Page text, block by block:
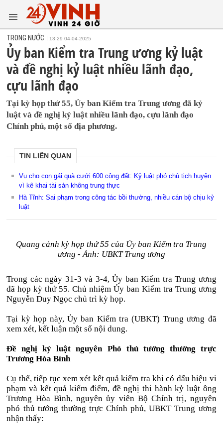
TRONG NƯỚC 13:29 04-04-2025
Ủy ban Kiểm tra Trung ương kỷ luật
và đề nghị kỷ luật nhiều lãnh đạo,
cựu lãnh đạo
Tại kỳ họp thứ 55, Ủy ban Kiểm tra Trung ương đã kỷ
luật và đề nghị kỷ luật nhiều lãnh đạo, cựu lãnh đạo
Chính phủ, một số địa phương.
TIN LIÊN QUAN
Vụ cho con gái quà cưới 600 công đất: Kỷ luật phó chủ tịch huyện
vì kê khai tài sản không trung thực
Hà Tĩnh: Sai phạm trong công tác bồi thường, nhiều cán bộ chịu kỷ
luật
Quang cảnh kỳ họp thứ 55 của Ủy ban Kiểm tra Trung
ương - Ảnh: UBKT Trung ương
Trong các ngày 31-3 và 3-4, Ủy ban Kiểm tra Trung ương
đã họp kỳ thứ 55. Chủ nhiệm Ủy ban Kiểm tra Trung ương
Nguyễn Duy Ngọc chủ trì kỳ họp.
Tại kỳ họp này, Ủy ban Kiểm tra (UBKT) Trung ương đã
xem xét, kết luận một số nội dung.
Đề nghị kỷ luật nguyên Phó thủ tướng thường trực
Trương Hòa Bình
Cụ thể, tiếp tục xem xét kết quả kiểm tra khi có dấu hiệu vi
phạm và kết quả kiểm điểm, đề nghị thi hành kỷ luật ông
Trương Hòa Bình, nguyên ủy viên Bộ Chính trị, nguyên
phó thủ tướng thường trực Chính phủ, UBKT Trung ương
nhận thấy: